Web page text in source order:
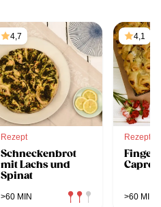
4,7
Rezept
Schneckenbrot
mit Lachs und
Spinat
>60 MIN
4,1
Rezept
>60 MIN